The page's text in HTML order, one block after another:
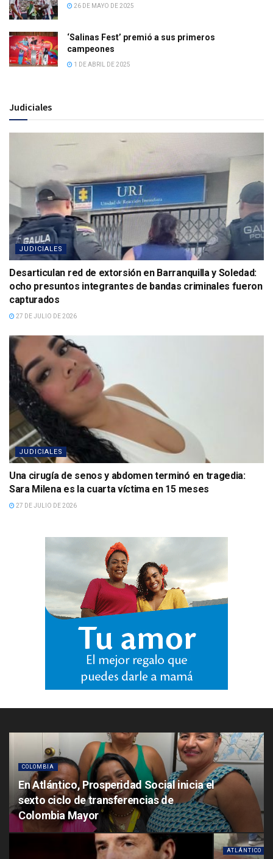
26 DE MAYO DE 2025
‘Salinas Fest’ premió a sus primeros
campeones
1 DE ABRIL DE 2025
Judiciales
JUDICIALES
Desarticulan red de extorsión en Barranquilla y Soledad:
ocho presuntos integrantes de bandas criminales fueron
capturados
27 DE JULIO DE 2026
JUDICIALES
Una cirugía de senos y abdomen terminó en tragedia:
Sara Milena es la cuarta víctima en 15 meses
27 DE JULIO DE 2026
COLOMBIA
En Atlántico, Prosperidad Social inicia el
sexto ciclo de transferencias de
Colombia Mayor
ATLÁNTICO